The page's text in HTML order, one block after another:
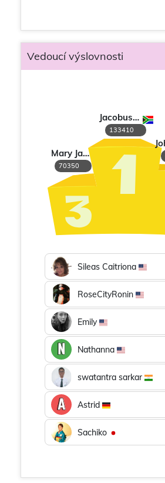
Vedoucí výslovnosti
Jacobus M de Vries
133410
Mary James
70350
Sileas Caitriona
RoseCityRonin
Emily
Nathanna
swatantra sarkar
Astrid
Sachiko